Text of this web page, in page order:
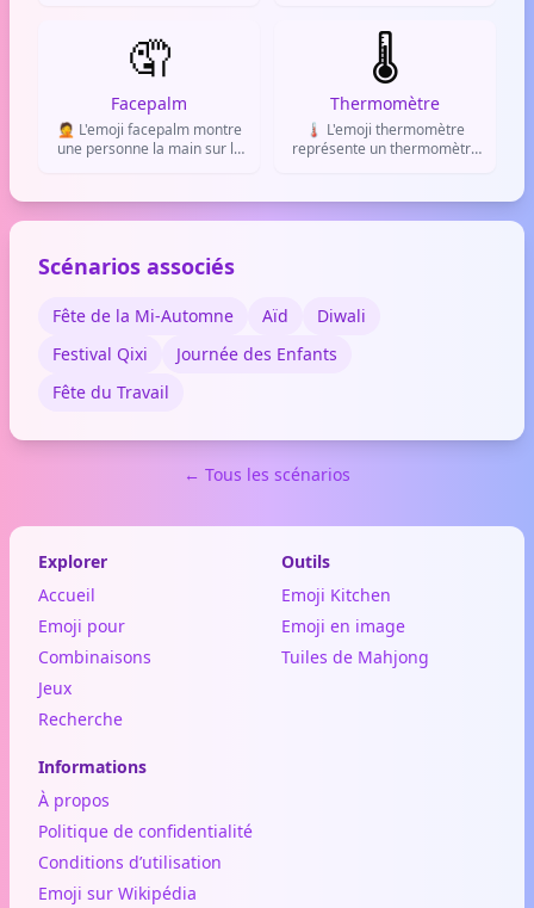
un secret.
évoquer quelque chose de
très chaud.
🤦
Facepalm
🤦 L'emoji facepalm montre
une personne la main sur le
d'agacement devant une
situation absurde.
🌡️
Thermomètre
🌡️ L'emoji thermomètre
représente un thermomètre
sert à parler de la météo, de
la fièvre ou de la chaleur
Scénarios associés
Fête de la Mi-Automne Aïd
Diwali
Festival Qixi
Journée des Enfants
Fête du Travail
← Tous les scénarios
Explorer
Accueil
Emoji pour
Combinaisons
Jeux
Recherche
Outils
Emoji Kitchen
Emoji en image
Tuiles de Mahjong
Informations
À propos
Politique de confidentialité
Conditions d’utilisation
Emoji sur Wikipédia